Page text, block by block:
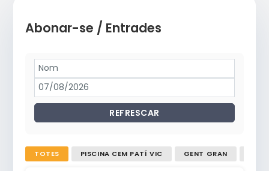
Abonar-se / Entrades
REFRESCAR
TOTES PISCINA CEM PATÍ VIC GENT GRAN